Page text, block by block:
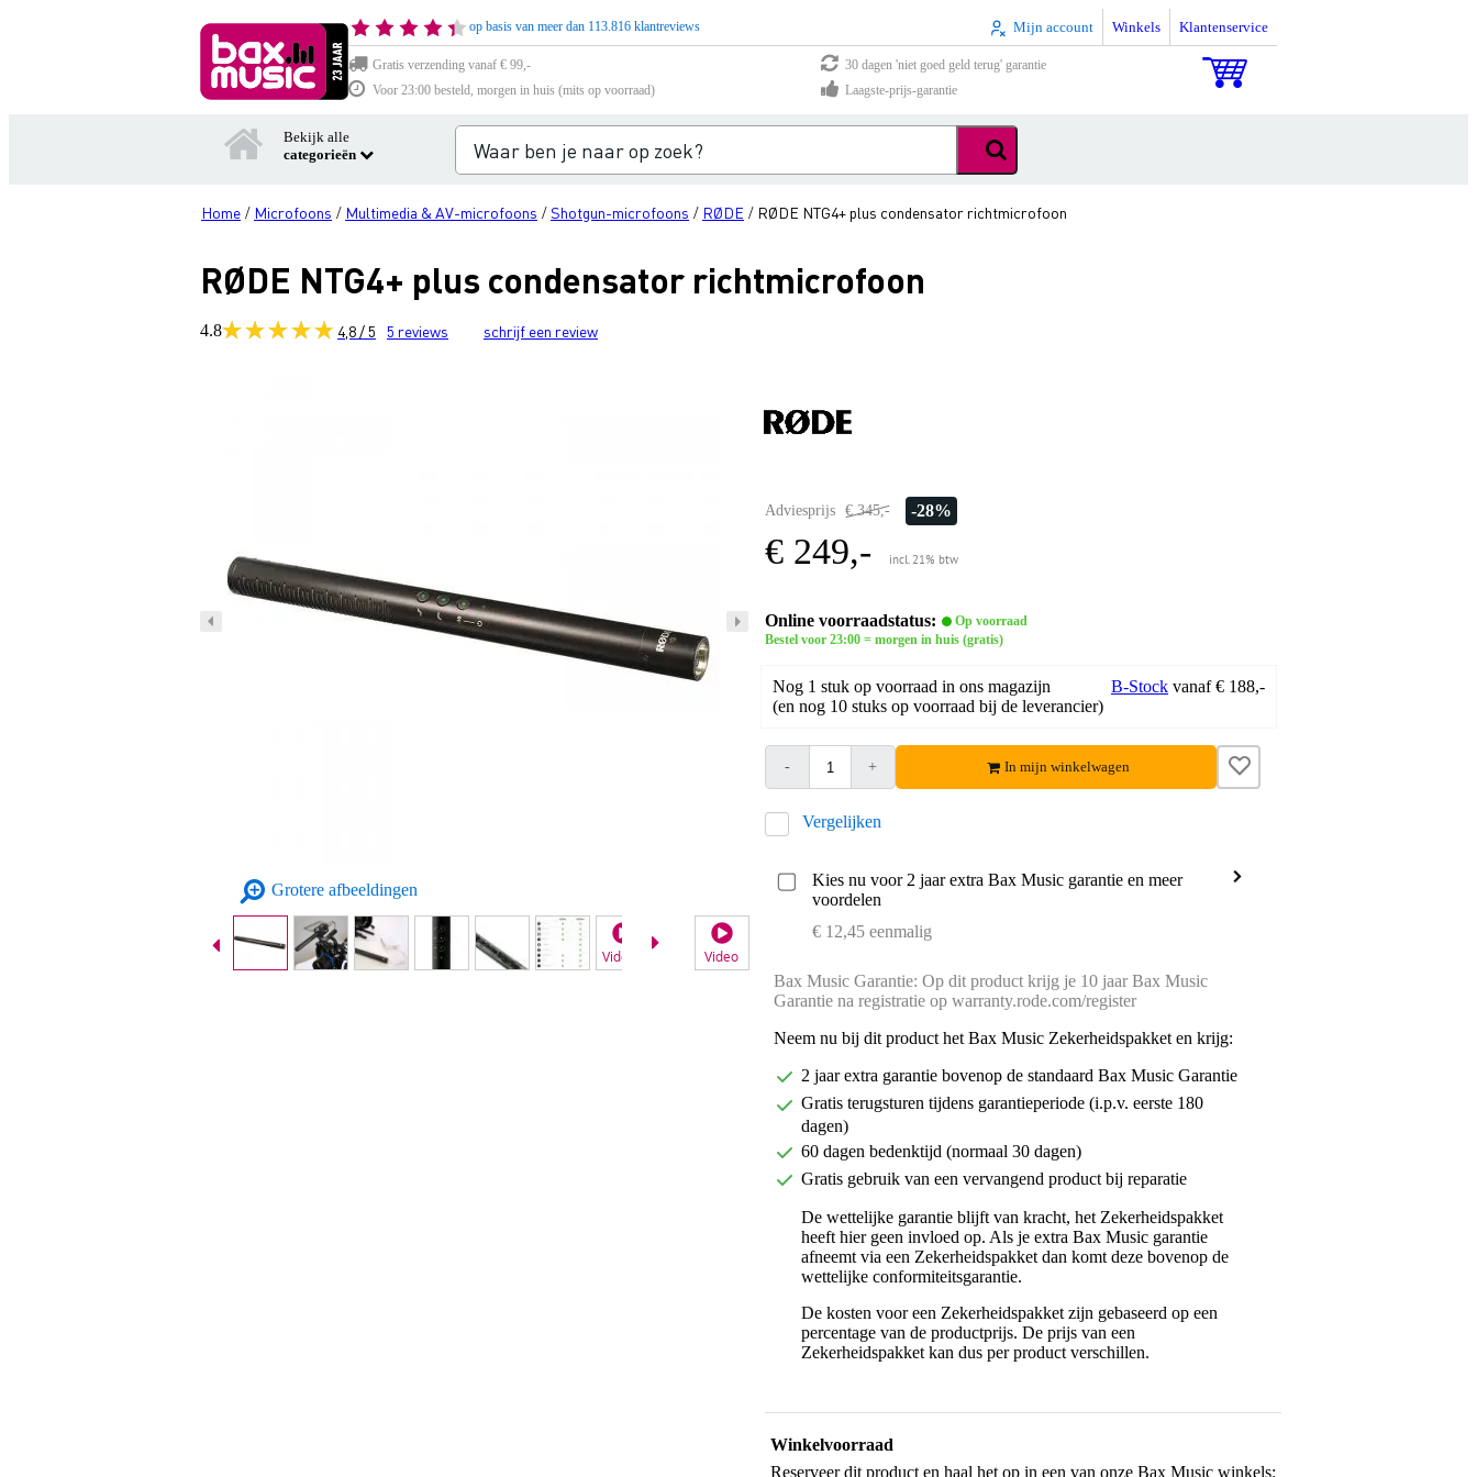
op basis van meer dan 113.816 klantreviews Mijn account Winkels Klantenservice
Gratis verzending vanaf € 99,-
30 dagen 'niet goed geld terug' garantie
Voor 23:00 besteld, morgen in huis (mits op voorraad)
Laagste-prijs-garantie
Bekijk alle
categorieën
Home / Microfoons / Multimedia & AV-microfoons /Shotgun-microfoons / RØDE / RØDE NTG4+ plus condensator richtmicrofoon
RØDE NTG4+ plus condensator richtmicrofoon
4.8 4,8 / 5 5 reviews schrijf een review
Grotere afbeeldingen
Video
Video 2
Adviesprijs € 345,- -28%
€ 249,- incl. 21% btw
Online voorraadstatus:
Op voorraad
Bestel voor 23:00 = morgen in huis (gratis)
Nog 1 stuk op voorraad in ons magazijn
(en nog 10 stuks op voorraad bij de leverancier)
B-Stockvanaf € 188,-
- + In mijn winkelwagen
Vergelijken
Kies nu voor 2 jaar extra Bax Music garantie en meer
voordelen
€ 12,45 eenmalig
Bax Music Garantie: Op dit product krijg je 10 jaar Bax Music
Garantie na registratie op warranty.rode.com/register
Neem nu bij dit product het Bax Music Zekerheidspakket en krijg:
2 jaar extra garantie bovenop de standaard Bax Music Garantie
Gratis terugsturen tijdens garantieperiode (i.p.v. eerste 180
dagen)
60 dagen bedenktijd (normaal 30 dagen)
Gratis gebruik van een vervangend product bij reparatie
De wettelijke garantie blijft van kracht, het Zekerheidspakket
heeft hier geen invloed op. Als je extra Bax Music garantie
afneemt via een Zekerheidspakket dan komt deze bovenop de
wettelijke conformiteitsgarantie.
De kosten voor een Zekerheidspakket zijn gebaseerd op een
percentage van de productprijs. De prijs van een
Zekerheidspakket kan dus per product verschillen.
Winkelvoorraad
Reserveer dit product en haal het op in een van onze Bax Music winkels: